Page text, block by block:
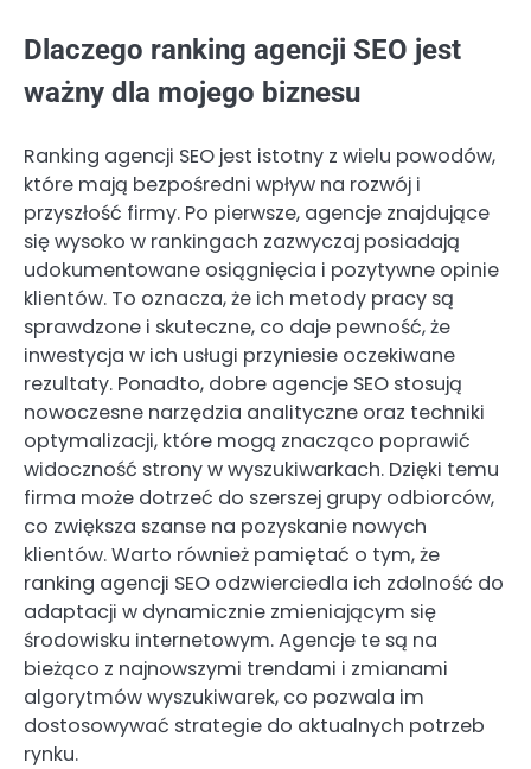
Dlaczego ranking agencji SEO jest
ważny dla mojego biznesu
Ranking agencji SEO jest istotny z wielu powodów,
które mają bezpośredni wpływ na rozwój i
przyszłość firmy. Po pierwsze, agencje znajdujące
się wysoko w rankingach zazwyczaj posiadają
udokumentowane osiągnięcia i pozytywne opinie
klientów. To oznacza, że ich metody pracy są
sprawdzone i skuteczne, co daje pewność, że
inwestycja w ich usługi przyniesie oczekiwane
rezultaty. Ponadto, dobre agencje SEO stosują
nowoczesne narzędzia analityczne oraz techniki
optymalizacji, które mogą znacząco poprawić
widoczność strony w wyszukiwarkach. Dzięki temu
firma może dotrzeć do szerszej grupy odbiorców,
co zwiększa szanse na pozyskanie nowych
klientów. Warto również pamiętać o tym, że
ranking agencji SEO odzwierciedla ich zdolność do
adaptacji w dynamicznie zmieniającym się
środowisku internetowym. Agencje te są na
bieżąco z najnowszymi trendami i zmianami
algorytmów wyszukiwarek, co pozwala im
dostosowywać strategie do aktualnych potrzeb
rynku.